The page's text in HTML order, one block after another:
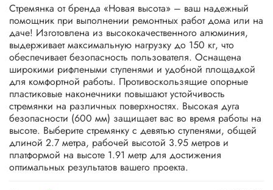
Стремянка от бренда «Новая высота» – ваш надежный
помощник при выполнении ремонтных работ дома или на
даче! Изготовлена из высококачественного алюминия,
выдерживает максимальную нагрузку до 150 кг, что
обеспечивает безопасность пользователя. Оснащена
широкими рифлеными ступенями и удобной площадкой
для комфортной работы. Противоскользящие опорные
пластиковые наконечники повышают устойчивость
стремянки на различных поверхностях. Высокая дуга
безопасности (600 мм) защищает вас во время работы на
высоте. Выберите стремянку с девятью ступенями, общей
длиной 2.7 метра, рабочей высотой 3.95 метров и
платформой на высоте 1.91 метр для достижения
оптимальных результатов вашего проекта.